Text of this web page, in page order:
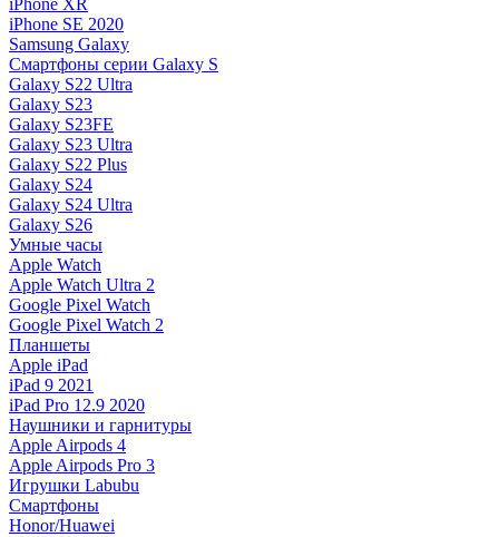
iPhone XR
iPhone SE 2020
Samsung Galaxy
Смартфоны серии Galaxy S
Galaxy S22 Ultra
Galaxy S23
Galaxy S23FE
Galaxy S23 Ultra
Galaxy S22 Plus
Galaxy S24
Galaxy S24 Ultra
Galaxy S26
Умные часы
Apple Watch
Apple Watch Ultra 2
Google Pixel Watch
Google Pixel Watch 2
Планшеты
Apple iPad
iPad 9 2021
iPad Pro 12.9 2020
Наушники и гарнитуры
Apple Airpods 4
Apple Airpods Pro 3
Игрушки Labubu
Смартфоны
Honor/Huawei